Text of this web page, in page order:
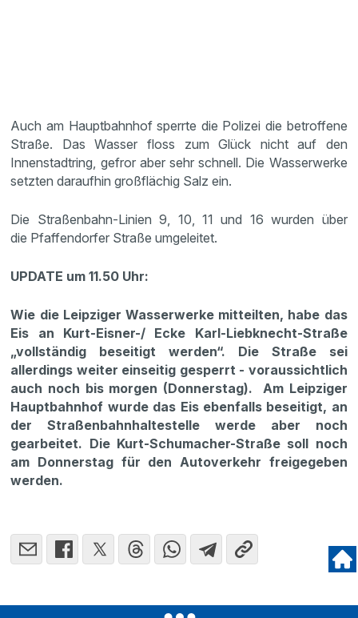
Auch am Hauptbahnhof sperrte die Polizei die betroffene
Straße. Das Wasser floss zum Glück nicht auf den
Innenstadtring, gefror aber sehr schnell. Die Wasserwerke
setzten daraufhin großflächig Salz ein.
Die Straßenbahn-Linien 9, 10, 11 und 16 wurden über
die Pfaffendorfer Straße umgeleitet.
UPDATE um 11.50 Uhr:
Wie die Leipziger Wasserwerke mitteilten, habe das
Eis an Kurt-Eisner-/ Ecke Karl-Liebknecht-Straße
„vollständig beseitigt werden“. Die Straße sei
allerdings weiter einseitig gesperrt - voraussichtlich
auch noch bis morgen (Donnerstag). Am Leipziger
Hauptbahnhof wurde das Eis ebenfalls beseitigt, an
der Straßenbahnhaltestelle werde aber noch
gearbeitet. Die Kurt-Schumacher-Straße soll noch
am Donnerstag für den Autoverkehr freigegeben
werden.